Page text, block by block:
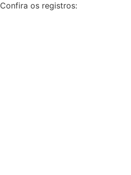
Confira os registros: